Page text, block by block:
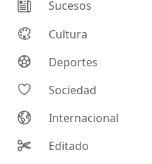
Sucesos
Cultura
Deportes
Sociedad
Internacional
Editado